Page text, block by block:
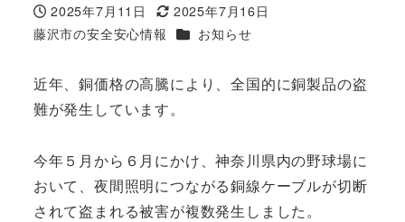
投稿日
2025年7月11日
更新日
2025年7月16日
著
藤沢市の安全安心情報 カテゴリー
お知らせ
近年、銅価格の高騰により、全国的に銅製品の盗
難が発生しています。
今年５月から６月にかけ、神奈川県内の野球場に
おいて、夜間照明につながる銅線ケーブルが切断
されて盗まれる被害が複数発生しました。